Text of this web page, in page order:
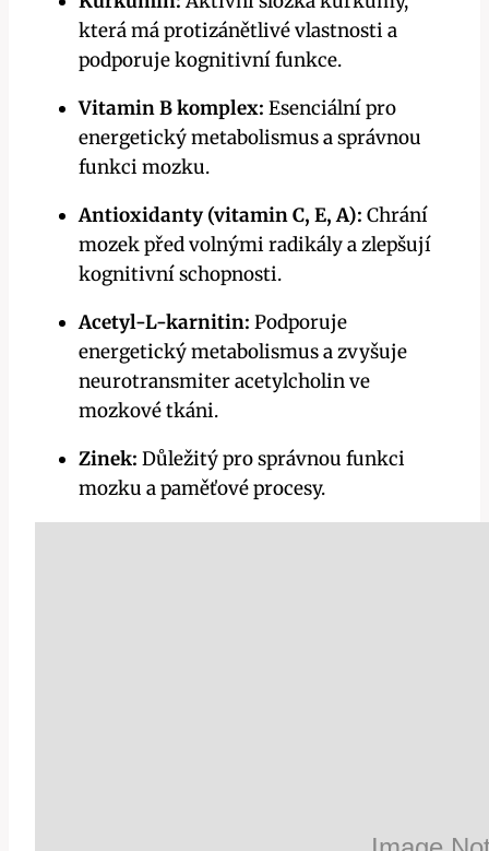
která má protizánětlivé vlastnosti a
podporuje kognitivní funkce.
Vitamin B komplex: Esenciální pro
energetický metabolismus a správnou
funkci mozku.
Antioxidanty (vitamin C, E, A): Chrání
mozek před volnými radikály a zlepšují
kognitivní schopnosti.
Acetyl-L-karnitin: Podporuje
energetický metabolismus a zvyšuje
neurotransmiter acetylcholin ve
mozkové tkáni.
Zinek: Důležitý pro správnou funkci
mozku a paměťové procesy.